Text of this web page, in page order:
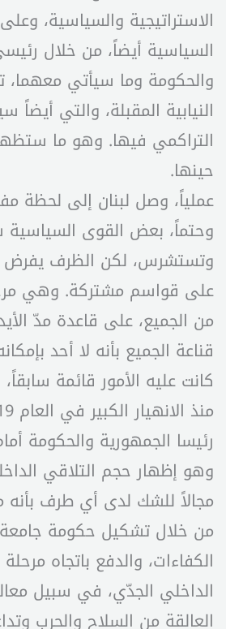
الاستراتيجية والسياسية،
السياسية أيضاً، من خلال
والحكومة وما سيأتي معهما،
النيابية المقبلة، والتي أيضاً
التراكمي فيها. وهو ما
حينها.
عملياً، وصل لبنان إلى لحظة
وحتماً، بعض القوى
وتستشرس، لكن الظرف يفرض
على قواسم مشتركة. وهي
من الجميع، على قاعدة مدّ
قناعة الجميع بأنه لا أحد
كانت عليه الأمور قائمة
رئيسا الجمهورية والحكومة
وهو إظهار حجم التلاقي
مجالاً للشك لدى أي طرف
من خلال تشكيل حكومة
الكفاءات، والدفع باتجاه
الداخلي الجدّي، في سبيل
العالقة من السلاح والحرب